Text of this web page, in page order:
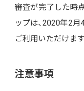
審査が完了した時
ップは、2020年2月
ご利用いただけます
注意事項